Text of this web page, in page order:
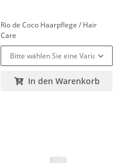
Rio de Coco Haarpflege / Hair
Care
Bitte wählen Sie eine Variation.
In den Warenkorb